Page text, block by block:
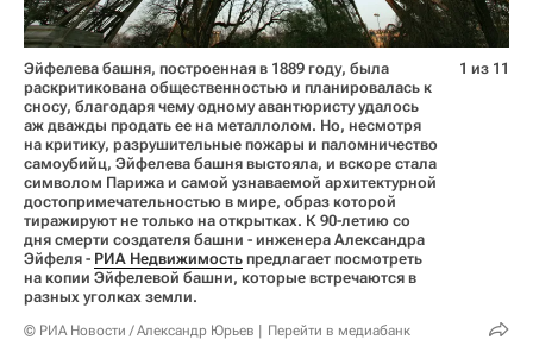
Эйфелева башня, построенная в 1889 году, была
раскритикована общественностью и планировалась к
сносу, благодаря чему одному авантюристу удалось
аж дважды продать ее на металлолом. Но, несмотря
на критику, разрушительные пожары и паломничество
самоубийц, Эйфелева башня выстояла, и вскоре стала
символом Парижа и самой узнаваемой архитектурной
достопримечательностью в мире, образ которой
тиражируют не только на открытках. К 90-летию со
дня смерти создателя башни - инженера Александра
Эйфеля - РИА Недвижимость предлагает посмотреть
на копии Эйфелевой башни, которые встречаются в
разных уголках земли.
© РИА Новости / Александр Юрьев Перейти в медиабанк
1 из 11